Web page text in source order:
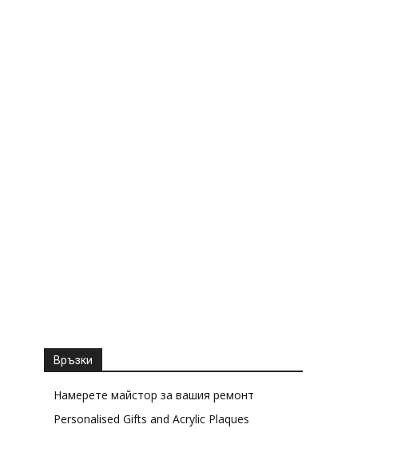
Връзки
Намерете майстор за вашия ремонт
Personalised Gifts and Acrylic Plaques